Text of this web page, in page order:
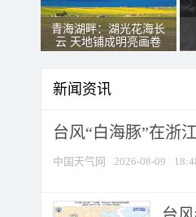
青海湖畔：湖光花海长
云 天地铺成明亮画卷
新闻资讯
台风“白海豚”在浙
中国天气网 2026-08-09